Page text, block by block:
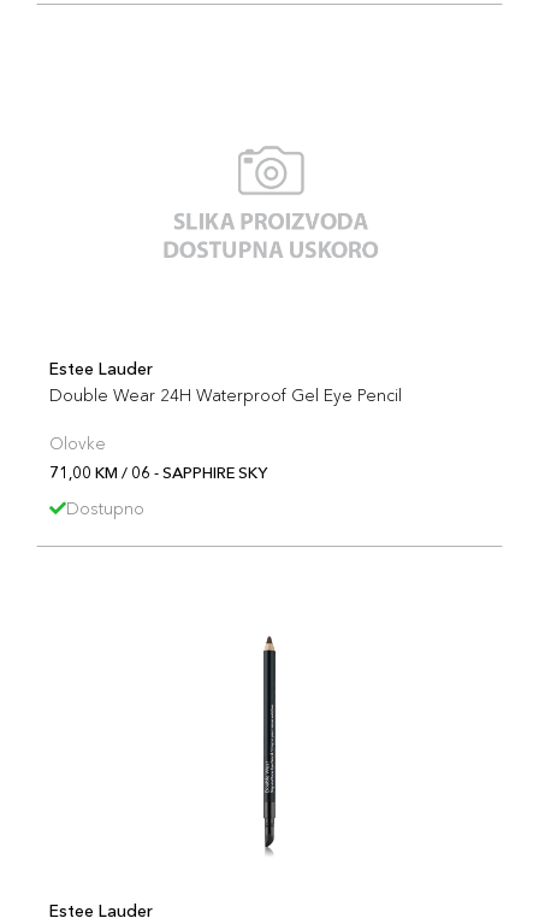
Estee Lauder
Double Wear 24H Waterproof Gel Eye Pencil
Olovke
71,00 KM / 06 - SAPPHIRE SKY
Dostupno
Estee Lauder